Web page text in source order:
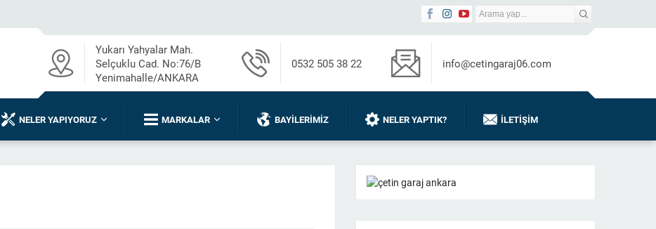
Yukarı Yahyalar Mah.
Selçuklu Cad. No:76/B
Yenimahalle/ANKARA
0532 505 38 22 info@cetingaraj06.com
NELER YAPIYORUZ MARKALAR BAYILERIMIZ NELER YAPTIK? İLETIŞIM